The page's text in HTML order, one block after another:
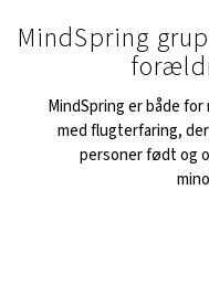
MindSpring
MindSpring er både
med flugterfaring,
personer født og